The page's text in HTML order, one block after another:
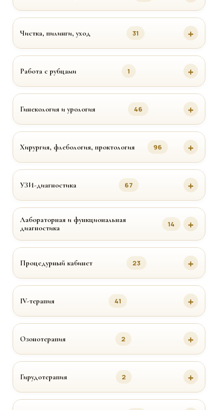
Чистка, пилинги, уход 31
Работа с рубцами 1
Гинекология и урология 46
Хирургия, флебология, проктология 96
УЗИ-диагностика 67
Лабораторная и функциональная
диагностика
14
Процедурный кабинет 23
IV-терапия 41
Озонотерапия 2
Гирудотерапия 2